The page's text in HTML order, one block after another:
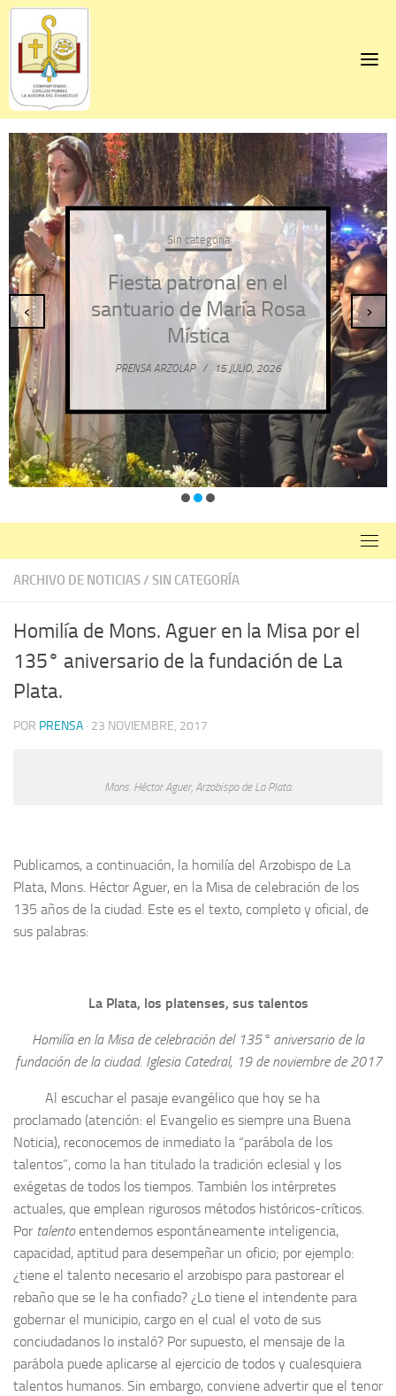
Skip
content
Sin categoría
Fiesta patronal en el
santuario de María Rosa
Mística
PRENSA ARZOLAP / 15 JULIO, 2026
‹ ›
ARCHIVO DE NOTICIAS/ SIN CATEGORÍA
Homilía de Mons. Aguer en la Misa por el
135° aniversario de la fundación de La
Plata.
POR PRENSA · 23 NOVIEMBRE, 2017
Mons. Héctor Aguer, Arzobispo de La Plata.
Publicamos, a continuación, la homilía del Arzobispo de La
Plata, Mons. Héctor Aguer, en la Misa de celebración de los
135 años de la ciudad. Este es el texto, completo y oficial, de
sus palabras:
La Plata, los platenses, sus talentos
Homilía en la Misa de celebración del 135° aniversario de la
fundación de la ciudad. Iglesia Catedral, 19 de noviembre de 2017
Al escuchar el pasaje evangélico que hoy se ha
proclamado (atención: el Evangelio es siempre una Buena
Noticia), reconocemos de inmediato la “parábola de los
talentos”, como la han titulado la tradición eclesial y los
exégetas de todos los tiempos. También los intérpretes
actuales, que emplean rigurosos métodos históricos-críticos.
Portalento entendemos espontáneamente inteligencia,
capacidad, aptitud para desempeñar un oficio; por ejemplo:
¿tiene el talento necesario el arzobispo para pastorear el
rebaño que se le ha confiado? ¿Lo tiene el intendente para
gobernar el municipio, cargo en el cual el voto de sus
conciudadanos lo instaló? Por supuesto, el mensaje de la
parábola puede aplicarse al ejercicio de todos y cualesquiera
talentos humanos. Sin embargo, conviene advertir que el tenor